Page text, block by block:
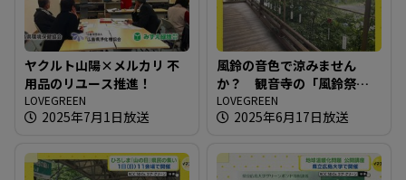
ヤクルト山陽×メルカリ 不
用品のリユース推進！
LOVEGREEN
2025年7月1日放送
風鈴の音色で涼みません
か？ 観音寺の「風鈴祭
り」
LOVEGREEN
2025年6月17日放送